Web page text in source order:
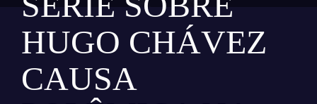
HUGO CHÁVEZ
CAUSA